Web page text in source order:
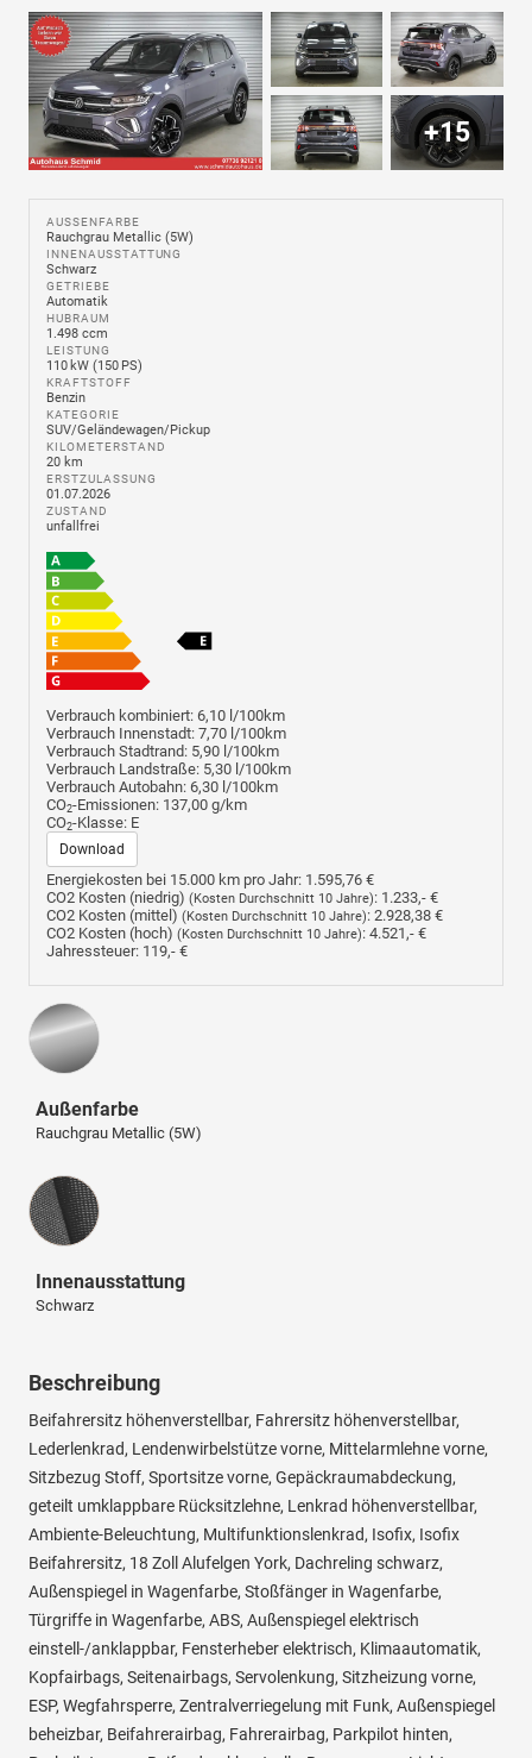
+15
AUSSENFARBE
Rauchgrau Metallic (5W)
INNENAUSSTATTUNG
Schwarz
GETRIEBE
Automatik
HUBRAUM
1.498 ccm
LEISTUNG
110 kW (150 PS)
KRAFTSTOFF
Benzin
KATEGORIE
SUV/Geländewagen/Pickup
KILOMETERSTAND
20 km
ERSTZULASSUNG
01.07.2026
ZUSTAND
unfallfrei
Verbrauch kombiniert: 6,10 l/100km
Verbrauch Innenstadt: 7,70 l/100km
Verbrauch Stadtrand: 5,90 l/100km
Verbrauch Landstraße: 5,30 l/100km
Verbrauch Autobahn: 6,30 l/100km
CO2-Emissionen: 137,00 g/km
CO2-Klasse: E
Download
Energiekosten bei 15.000 km pro Jahr: 1.595,76 €
CO2 Kosten (niedrig) (Kosten Durchschnitt 10 Jahre): 1.233,- €
CO2 Kosten (mittel) (Kosten Durchschnitt 10 Jahre): 2.928,38 €
CO2 Kosten (hoch) (Kosten Durchschnitt 10 Jahre): 4.521,- €
Jahressteuer: 119,- €
Außenfarbe
Rauchgrau Metallic (5W)
Innenausstattung
Innenausstattung
Schwarz
Beschreibung
Beifahrersitz höhenverstellbar, Fahrersitz höhenverstellbar,
Lederlenkrad, Lendenwirbelstütze vorne, Mittelarmlehne vorne,
Sitzbezug Stoff, Sportsitze vorne, Gepäckraumabdeckung,
geteilt umklappbare Rücksitzlehne, Lenkrad höhenverstellbar,
Ambiente-Beleuchtung, Multifunktionslenkrad, Isofix, Isofix
Beifahrersitz, 18 Zoll Alufelgen York, Dachreling schwarz,
Außenspiegel in Wagenfarbe, Stoßfänger in Wagenfarbe,
Türgriffe in Wagenfarbe, ABS, Außenspiegel elektrisch
einstell-/anklappbar, Fensterheber elektrisch, Klimaautomatik,
Kopfairbags, Seitenairbags, Servolenkung, Sitzheizung vorne,
ESP, Wegfahrsperre, Zentralverriegelung mit Funk, Außenspiegel
beheizbar, Beifahrerairbag, Fahrerairbag, Parkpilot hinten,